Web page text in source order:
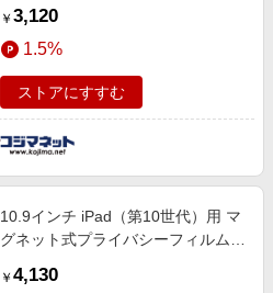
入) 1E11900201
￥ 3,120
1.5%
ストアにすすむ
10.9インチ iPad（第10世代）用 マ
グネット式プライバシーフィルム
￥ 4,130